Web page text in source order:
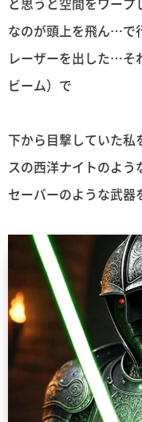
なのが頭上を飛ん…で
レーザーを出した…そ
ビーム）で
下から目撃していた私
スの西洋ナイトのよ
セーバーのような武器